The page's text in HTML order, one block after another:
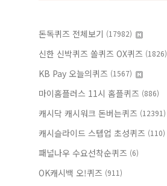
돈독퀴즈 전체보기 (17982)
신한 신박퀴즈 쏠퀴즈 OX퀴즈 (1826)
KB Pay 오늘의퀴즈 (1567)
마이홈플러스 11시 홈플퀴즈 (886)
캐시닥 캐시워크 돈버는퀴즈 (12391)
캐시슬라이드 스텝업 초성퀴즈 (110)
패널나우 수요선착순퀴즈 (6)
OK캐시백 오!퀴즈 (911)